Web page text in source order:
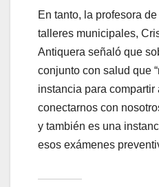
En tanto, la profesora
talleres municipales,
Antiquera señaló que
conjunto con salud que
instancia para compartir
conectarnos con
y también es una
esos exámenes